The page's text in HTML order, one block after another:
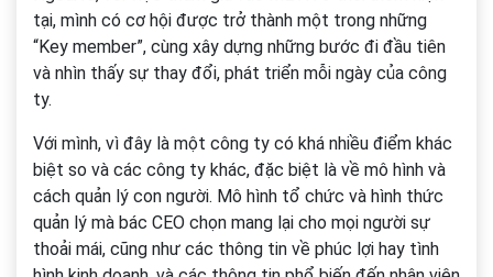
tại, mình có cơ hội được trở thành một trong những
“Key member”, cùng xây dựng những bước đi đầu tiên
và nhìn thấy sự thay đổi, phát triển mỗi ngày của công
ty.
Với mình, vì đây là một công ty có khá nhiều điểm khác
biệt so và các công ty khác, đặc biệt là về mô hình và
cách quản lý con người. Mô hình tổ chức và hình thức
quản lý mà bác CEO chọn mang lại cho mọi người sự
thoải mái, cũng như các thông tin về phúc lợi hay tình